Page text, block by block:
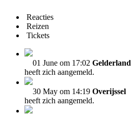
Reacties
Reizen
Tickets
01 June om 17:02 Gelderland
heeft zich aangemeld.
30 May om 14:19 Overijssel
heeft zich aangemeld.